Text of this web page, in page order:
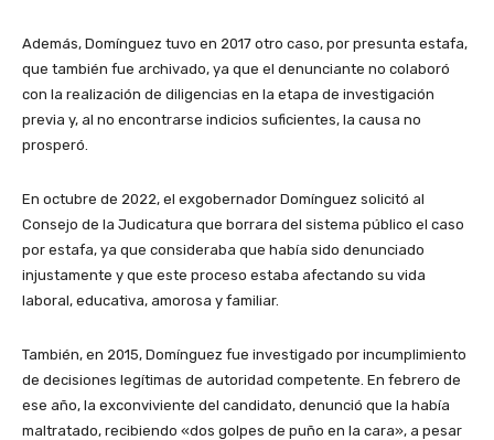
Además, Domínguez tuvo en 2017 otro caso, por presunta estafa,
que también fue archivado, ya que el denunciante no colaboró
con la realización de diligencias en la etapa de investigación
previa y, al no encontrarse indicios suficientes, la causa no
prosperó.
En octubre de 2022, el exgobernador Domínguez solicitó al
Consejo de la Judicatura que borrara del sistema público el caso
por estafa, ya que consideraba que había sido denunciado
injustamente y que este proceso estaba afectando su vida
laboral, educativa, amorosa y familiar.
También, en 2015, Domínguez fue investigado por incumplimiento
de decisiones legítimas de autoridad competente. En febrero de
ese año, la exconviviente del candidato, denunció que la había
maltratado, recibiendo «dos golpes de puño en la cara», a pesar